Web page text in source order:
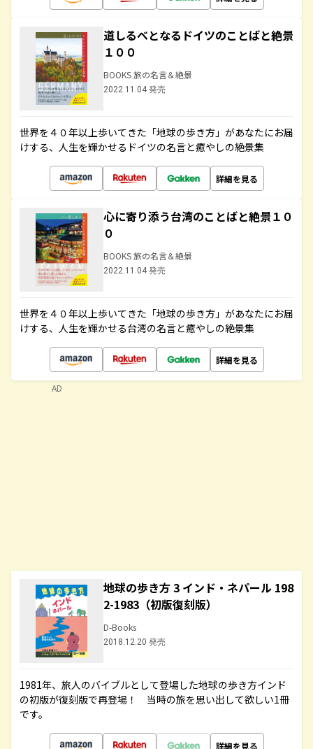
道しるべとなるドイツのことばと絶景
１００
BOOKS 旅の名言＆絶景
2022.11.04 発売
世界を４０年以上歩いてきた「地球の歩き方」があなたにお届
けする、人生を輝かせるドイツの名言と癒やしの絶景集
詳細を見る
心に寄り添う台湾のことばと絶景１０
０
BOOKS 旅の名言＆絶景
2022.11.04 発売
世界を４０年以上歩いてきた「地球の歩き方」があなたにお届
けする、人生を輝かせる台湾の名言と癒やしの絶景集
詳細を見る
地球の歩き方 3 インド・ネパール 198
2-1983（初版復刻版）
D-Books
2018.12.20 発売
1981年、旅人のバイブルとして登場した地球の歩き方インド
の初版が復刻版で再登場！ 当時の旅を思い出して欲しい1冊
です。
詳細を見る
AD